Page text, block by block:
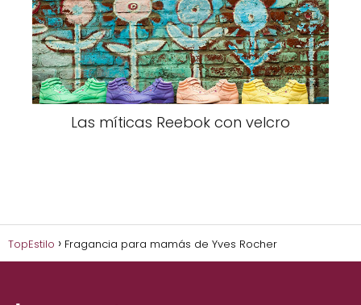
Las míticas Reebok con velcro
TopEstilo Fragancia para mamás de Yves Rocher